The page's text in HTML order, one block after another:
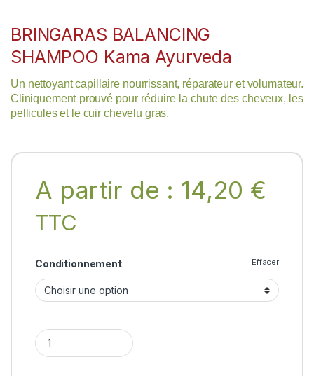
BRINGARAS BALANCING
SHAMPOO Kama Ayurveda
Un nettoyant capillaire nourrissant, réparateur et volumateur.
Cliniquement prouvé pour réduire la chute des cheveux, les
pellicules et le cuir chevelu gras.
A partir de : 14,20 €
TTC
Conditionnement Effacer
BRINGARAS BALANCING SHAMPOO Kama Ayurveda quantity